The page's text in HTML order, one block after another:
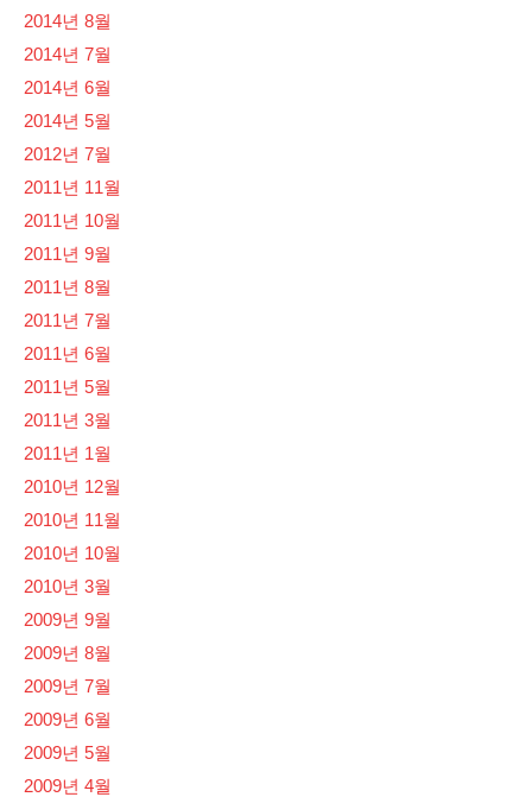
2014년 8월
2014년 7월
2014년 6월
2014년 5월
2012년 7월
2011년 11월
2011년 10월
2011년 9월
2011년 8월
2011년 7월
2011년 6월
2011년 5월
2011년 3월
2011년 1월
2010년 12월
2010년 11월
2010년 10월
2010년 3월
2009년 9월
2009년 8월
2009년 7월
2009년 6월
2009년 5월
2009년 4월